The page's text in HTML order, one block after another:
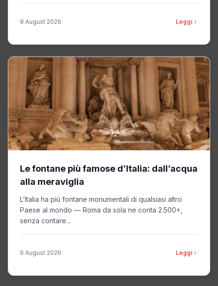
8 August 2026 Leggi
Le fontane più famose d’Italia: dall’acqua
alla meraviglia
L’Italia ha più fontane monumentali di qualsiasi altro
Paese al mondo — Roma da sola ne conta 2.500+,
senza contare...
6 August 2026 Leggi